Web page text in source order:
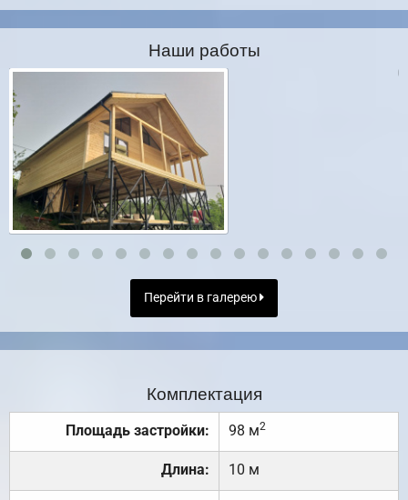
Наши работы
Перейти в галерею
Комплектация
Площадь застройки: 98 м2
Длина: 10 м